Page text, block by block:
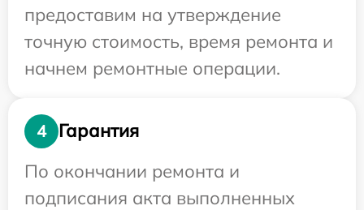
предоставим на утверждение
точную стоимость, время ремонта и
начнем ремонтные операции.
4
Гарантия
По окончании ремонта и
подписания акта выполненных